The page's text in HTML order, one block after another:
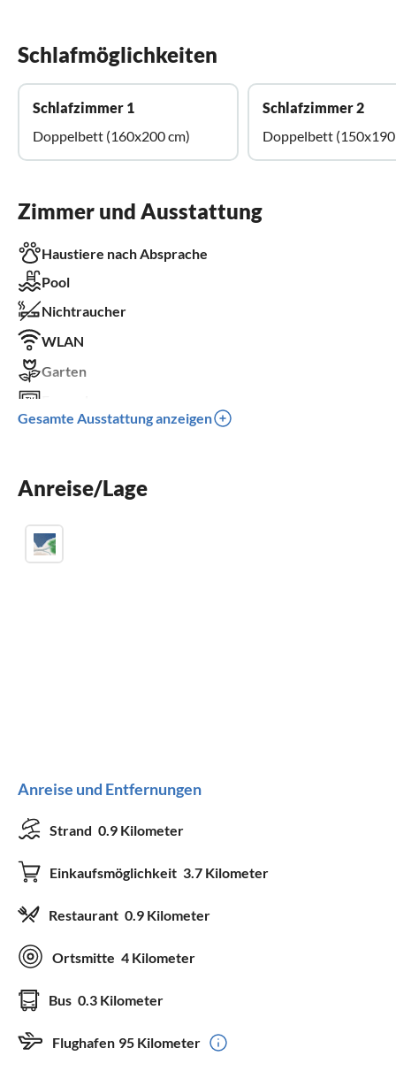
Schlafmöglichkeiten
Schlafzimmer 1
Doppelbett (160x200 cm)
Schlafzimmer 2
Doppelbett (150x190
Zimmer und Ausstattung
Haustiere nach Absprache
Pool
Nichtraucher
WLAN
Garten
Terrasse
Waschmaschine
Gesamte Ausstattung anzeigen
Anreise/Lage
Anreise und Entfernungen
Strand 0.9 Kilometer
Einkaufsmöglichkeit 3.7 Kilometer
Restaurant 0.9 Kilometer
Ortsmitte 4 Kilometer
Bus 0.3 Kilometer
Flughafen 95 Kilometer